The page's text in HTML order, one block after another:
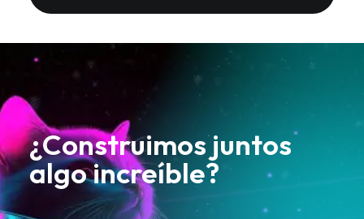
¿Construimos juntos
algo increíble?